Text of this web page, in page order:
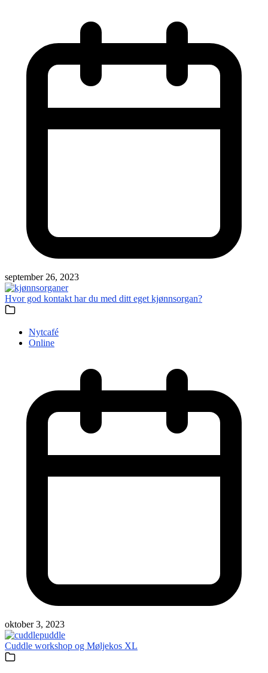
september 26, 2023
Hvor god kontakt har du med ditt eget kjønnsorgan?
Nytcafé
Online
oktober 3, 2023
Cuddle workshop og Møljekos XL